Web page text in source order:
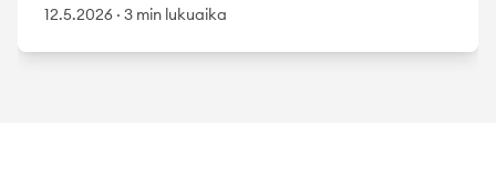
12.5.2026 · 3 min lukuaika